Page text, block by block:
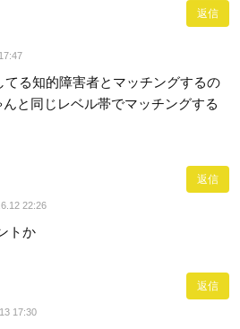
返信
てる知的障害者とマッチングするの
と同じレベル帯でマッチングする
返信
22:26
トか
返信
17:30